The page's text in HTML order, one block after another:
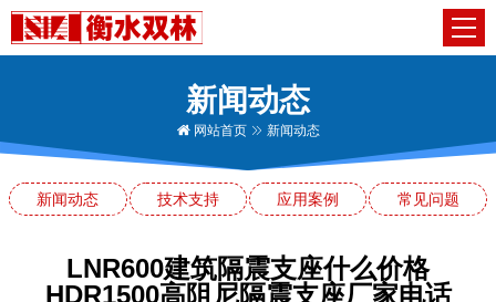
新闻动态
网站首页 新闻动态
新闻动态 技术支持 应用案例 常见问题
LNR600建筑隔震支座什么价格
HDR1500高阻尼隔震支座厂家电话